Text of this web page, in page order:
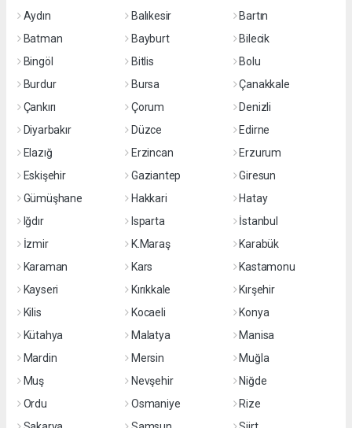
Aydın
Balıkesir
Bartın
Batman
Bayburt
Bilecik
Bingöl
Bitlis
Bolu
Burdur
Bursa
Çanakkale
Çankırı
Çorum
Denizli
Diyarbakır
Düzce
Edirne
Elazığ
Erzincan
Erzurum
Eskişehir
Gaziantep
Giresun
Gümüşhane
Hakkari
Hatay
Iğdır
Isparta
İstanbul
İzmir
K.Maraş
Karabük
Karaman
Kars
Kastamonu
Kayseri
Kırıkkale
Kırşehir
Kilis
Kocaeli
Konya
Kütahya
Malatya
Manisa
Mardin
Mersin
Muğla
Muş
Nevşehir
Niğde
Ordu
Osmaniye
Rize